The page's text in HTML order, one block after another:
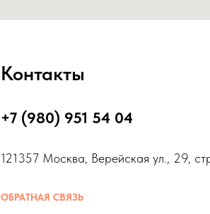
Контакты
+7 (980) 951 54 04
121357 Москва, Верейская ул., 29,
ОБРАТНАЯ СВЯЗЬ